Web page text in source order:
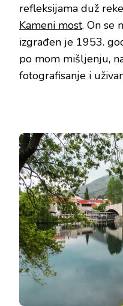
refleksijama duž
Kameni most. On se
izgrađen je 1953.
po mom mišljenju,
fotografisanje i